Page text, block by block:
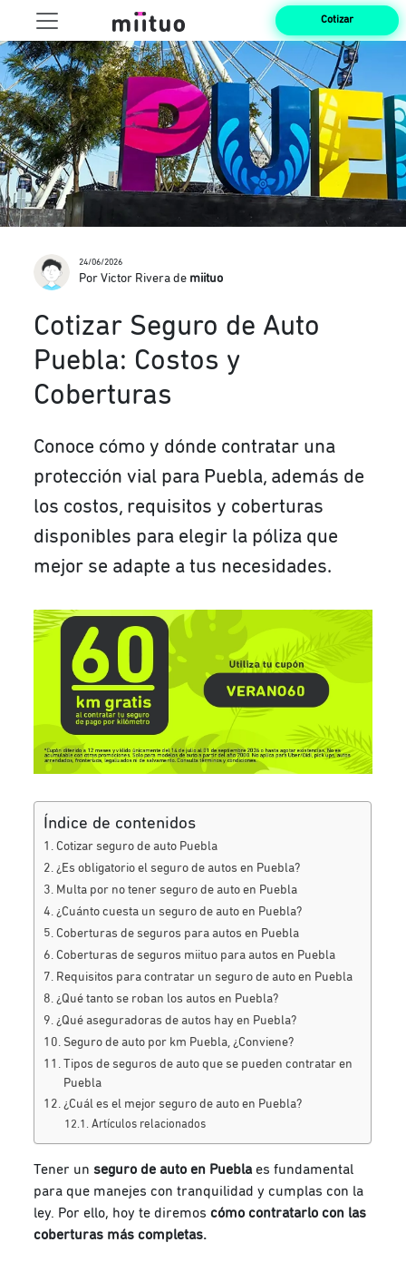
Cotizar
24/06/2026
Por Victor Rivera de miituo
Cotizar Seguro de Auto
Puebla: Costos y
Coberturas
Conoce cómo y dónde contratar una
protección vial para Puebla, además de
los costos, requisitos y coberturas
disponibles para elegir la póliza que
mejor se adapte a tus necesidades.
Índice de contenidos
Cotizar seguro de auto Puebla
¿Es obligatorio el seguro de autos en Puebla?
Multa por no tener seguro de auto en Puebla
¿Cuánto cuesta un seguro de auto en Puebla?
Coberturas de seguros para autos en Puebla
Coberturas de seguros miituo para autos en Puebla
Requisitos para contratar un seguro de auto en Puebla
¿Qué tanto se roban los autos en Puebla?
¿Qué aseguradoras de autos hay en Puebla?
Seguro de auto por km Puebla, ¿Conviene?
Tipos de seguros de auto que se pueden contratar en
Puebla
¿Cuál es el mejor seguro de auto en Puebla?
Artículos relacionados
Tener un seguro de auto en Puebla es fundamental
para que manejes con tranquilidad y cumplas con la
ley. Por ello, hoy te diremos cómo contratarlo con las
coberturas más completas.